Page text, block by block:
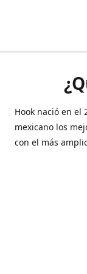
Hook nació en el
mexicano los
con el más